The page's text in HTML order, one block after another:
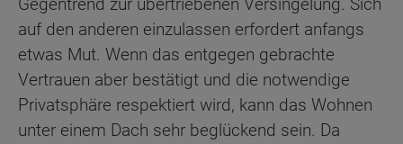
Gegentrend zur übertriebenen Versingelung. Sich
auf den anderen einzulassen erfordert anfangs
etwas Mut. Wenn das entgegen gebrachte
Vertrauen aber bestätigt und die notwendige
Privatsphäre respektiert wird, kann das Wohnen
unter einem Dach sehr beglückend sein. Da